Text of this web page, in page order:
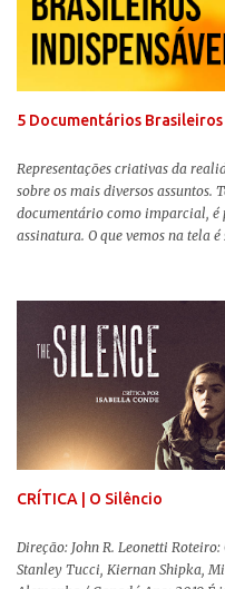
em termos visuais e narrativos,
visuais e narrativos. A história
Ferrier (Colin Farrell), uma ex-
5 Documentários Brasileiros
Representações criativas da
sobre os mais diversos
documentário como imparcial, é
assinatura. O que vemos na tela
sempre importante levarmos em
da obra. O cinema brasileiro é
deles mundialmente
estéticas de se fazer
gênero que, para mim, são
(1984) , de Eduardo Coutinho
Coutinho (Edifício Master) teve
documentário sobre o
CRÍTICA | O Silêncio
Direção: John R. Leonetti Roteiro:
Stanley Tucci, Kiernan Shipka,